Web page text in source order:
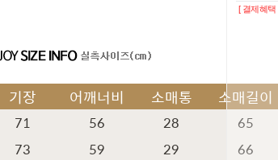
[ 결제혜
기장 어깨너비 소매통 소매길이
71 56 28 65
73 59 29 66